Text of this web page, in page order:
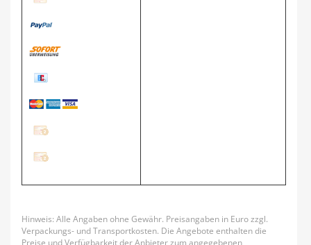
Hinweis: Alle Angaben ohne Gewähr. Preisangaben in Euro zzgl.
Verpackungs- und Transportkosten. Die Angebote enthalten die
Preise und Verfügbarkeit der Anbieter zum angegebenen